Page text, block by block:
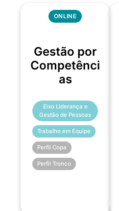
ONLINE
Gestão por
Competênci
as
Eixo Liderança e
Gestão de Pessoas
Trabalho em Equipe
Perfil Copa
Perfil Tronco